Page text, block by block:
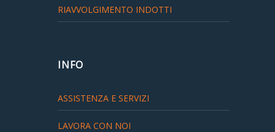
RIAVVOLGIMENTO INDOTTI
INFO
ASSISTENZA E SERVIZI
LAVORA CON NOI